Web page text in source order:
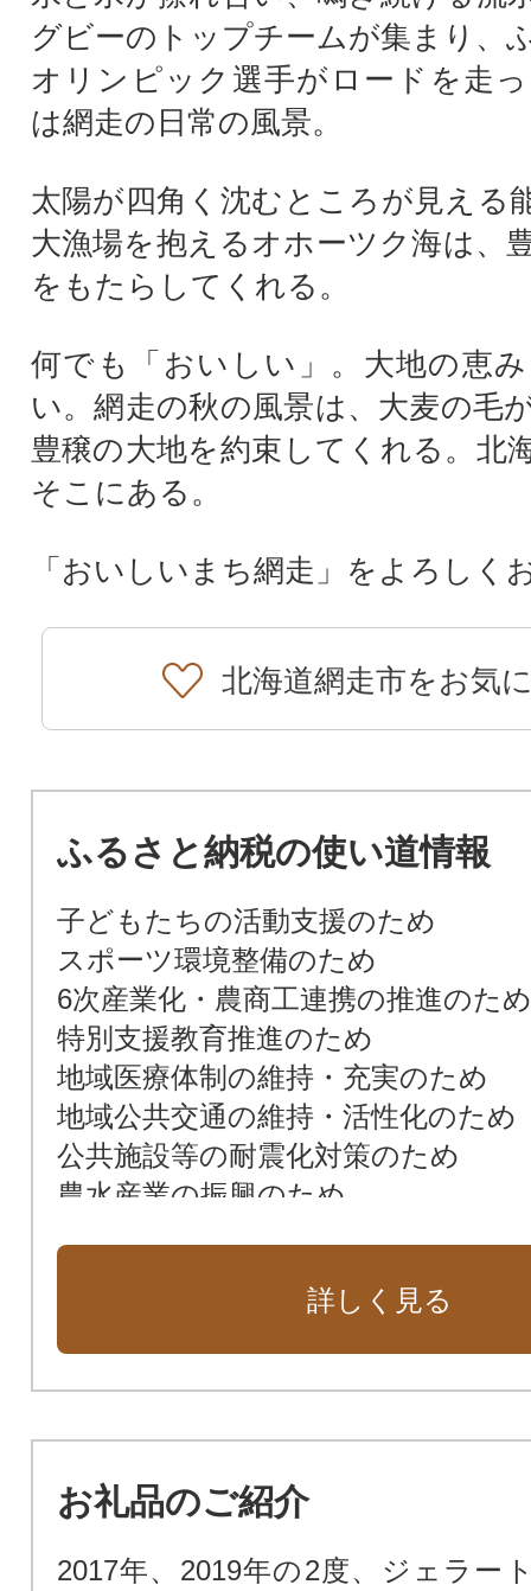
グビーのトップチームが集まり、
オリンピック選手がロードを走
は網走の日常の風景。
太陽が四角く沈むところが見える
大漁場を抱えるオホーツク海は、
をもたらしてくれる。
何でも「おいしい」。大地の恵
い。網走の秋の風景は、大麦の毛
豊穣の大地を約束してくれる。北
そこにある。
「おいしいまち網走」をよろしく
北海道網走市をお気
ふるさと納税の使い道情報
子どもたちの活動支援のため
スポーツ環境整備のため
6次産業化・農商工連携の推進のため
特別支援教育推進のため
地域医療体制の維持・充実のため
地域公共交通の維持・活性化のため
公共施設等の耐震化対策のため
農水産業の振興のため
東京農業大学オホーツクキャンパ
め
その他、まちづくりのために
詳しく見る
お礼品のご紹介
2017年、2019年の2度、ジェラー